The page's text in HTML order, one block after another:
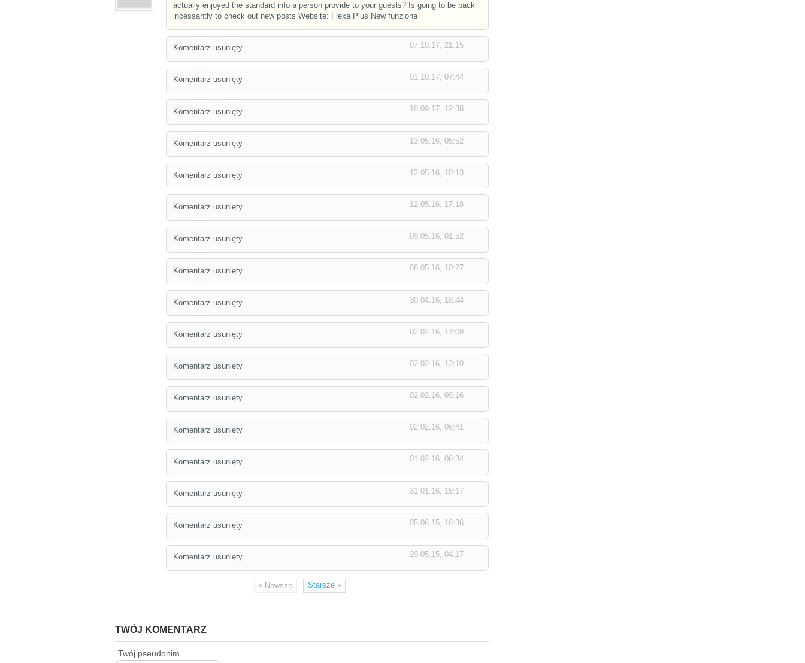
actually enjoyed the standard info a person provide to your guests? Is going to be back
incessantly to check out new posts Website: Flexa Plus New funziona
07.10.17, 21:15
Komentarz usunięty
01.10.17, 07:44
Komentarz usunięty
18.09.17, 12:38
Komentarz usunięty
13.05.16, 05:52
Komentarz usunięty
12.05.16, 18:13
Komentarz usunięty
12.05.16, 17:18
Komentarz usunięty
09.05.16, 01:52
Komentarz usunięty
08.05.16, 10:27
Komentarz usunięty
30.04.16, 18:44
Komentarz usunięty
02.02.16, 14:09
Komentarz usunięty
02.02.16, 13:10
Komentarz usunięty
02.02.16, 09:16
Komentarz usunięty
02.02.16, 06:41
Komentarz usunięty
01.02.16, 06:34
Komentarz usunięty
31.01.16, 15:17
Komentarz usunięty
05.06.15, 16:36
Komentarz usunięty
29.05.15, 04:17
Komentarz usunięty
« Nowsze Starsze»
TWÓJ KOMENTARZ
Twój pseudonim